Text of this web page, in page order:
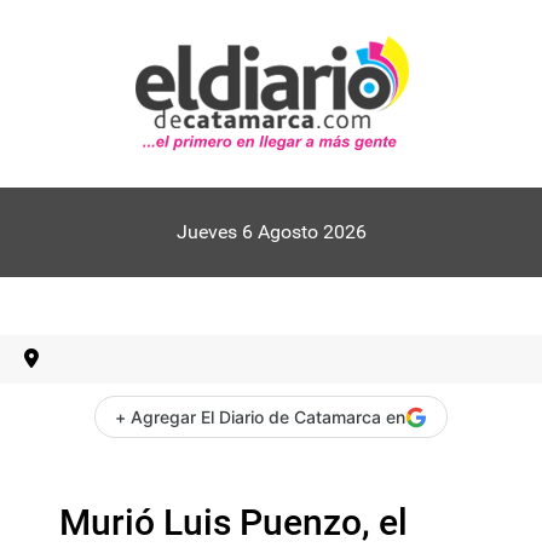
Jueves 6 Agosto 2026
+ Agregar El Diario de Catamarca en
Murió Luis Puenzo, el